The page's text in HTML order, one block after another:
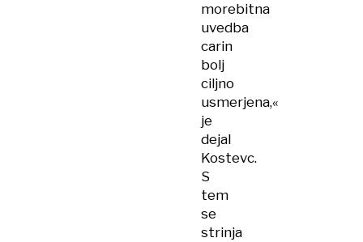
morebitna
uvedba
carin
bolj
ciljno
usmerjena,«
je
dejal
Kostevc.
S
tem
se
strinja